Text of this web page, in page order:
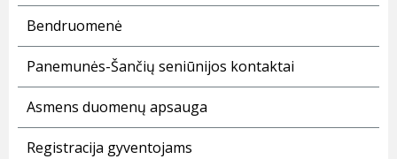
Bendruomenė
Panemunės-Šančių seniūnijos kontaktai
Asmens duomenų apsauga
Registracija gyventojams